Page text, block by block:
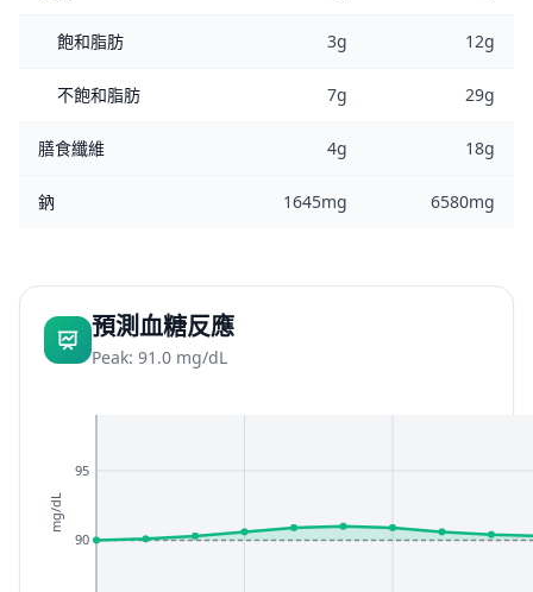
飽和脂肪 3g 12g
不飽和脂肪 7g 29g
膳食纖維 4g 18g
鈉 1645mg 6580mg
預測血糖反應
Peak: 91.0 mg/dL
90
95
mg/dL